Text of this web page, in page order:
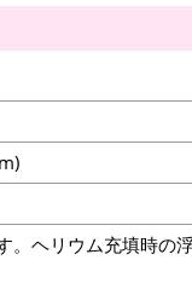
。ヘリウム充填時の